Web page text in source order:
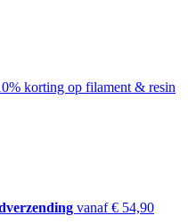
korting op filament & resin
vanaf € 54,90